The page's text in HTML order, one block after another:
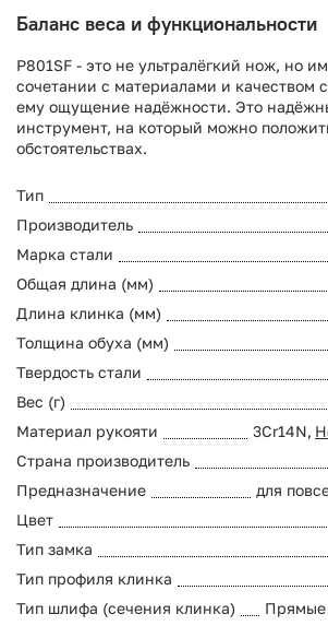
Баланс веса и функциональности
P801SF - это не ультралёгкий нож, но
сочетании с материалами и качеством
ему ощущение надёжности. Это
инструмент, на который можно
обстоятельствах.
Тип
Производитель
Марка стали
Общая длина (мм)
Длина клинка (мм)
Толщина обуха (мм)
Твердость стали
Вес (г)
Материал рукояти
3Cr14N,
Страна производитель
Предназначение
для
Цвет
Тип замка
Тип профиля клинка
Тип шлифа (сечения клинка)
Прямые